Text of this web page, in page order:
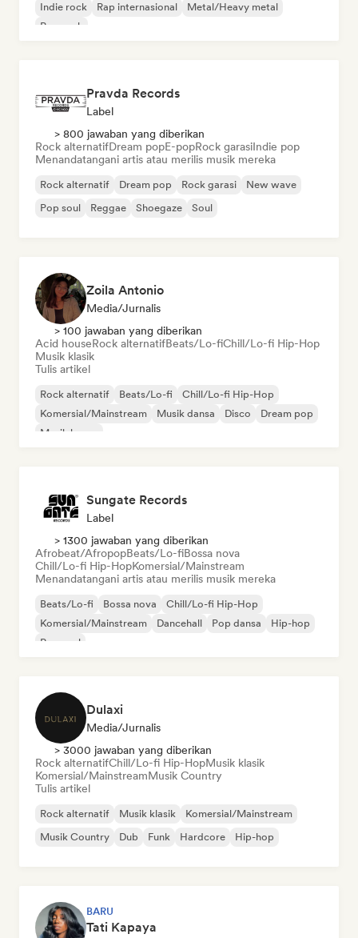
Indie rock
Rap internasional
Metal/Heavy metal
Pop rock
Pravda Records
Label
> 800 jawaban yang diberikan
Rock alternatifDream popE-popRock garasiIndie pop
Menandatangani artis atau merilis musik mereka
Rock alternatif Dream pop Rock garasi
New wave
Pop soul
Reggae Shoegaze Soul
Zoila Antonio
Media/Jurnalis
> 100 jawaban yang diberikan
Acid houseRock alternatifBeats/Lo-fiChill/Lo-fi Hip-Hop
Musik klasik
Tulis artikel
Rock alternatif Beats/Lo-fi
Chill/Lo-fi Hip-Hop
Komersial/Mainstream
Musik dansa Disco
Dream pop
Musik house
Sungate Records
Label
> 1300 jawaban yang diberikan
Afrobeat/AfropopBeats/Lo-fiBossa nova
Chill/Lo-fi Hip-HopKomersial/Mainstream
Menandatangani artis atau merilis musik mereka
Beats/Lo-fi Bossa nova
Chill/Lo-fi Hip-Hop
Komersial/Mainstream
Dancehall Pop dansa
Hip-hop
Pop soul
Dulaxi
Media/Jurnalis
> 3000 jawaban yang diberikan
Rock alternatifChill/Lo-fi Hip-HopMusik klasik
Komersial/MainstreamMusik Country
Tulis artikel
Rock alternatif Musik klasik
Komersial/Mainstream
Musik Country
Dub Funk Hardcore Hip-hop
BARU
Tati Kapaya